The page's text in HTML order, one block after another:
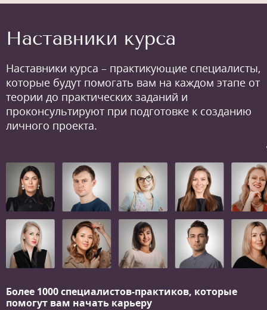
Наставники курса
Наставники курса – практикующие специалисты,
которые будут помогать вам на каждом этапе от
теории до практических заданий и
проконсультируют при подготовке к созданию
личного проекта.
Более 1000 специалистов-практиков, которые
помогут вам начать карьеру